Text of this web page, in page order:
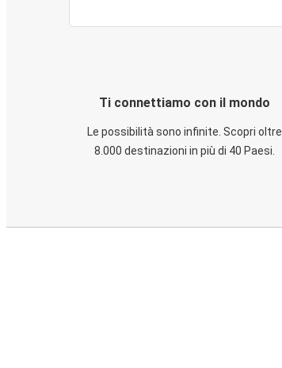
Ti connettiamo con il mondo
Le possibilità sono infinite. Scopri oltre
8.000 destinazioni in più di 40 Paesi.